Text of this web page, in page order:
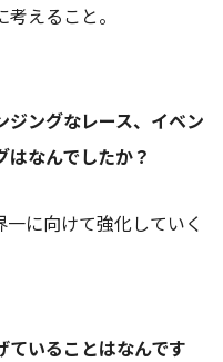
えること。
ジングなレース、イベン
はなんでしたか？
に向けて強化していく
ていることはなんです